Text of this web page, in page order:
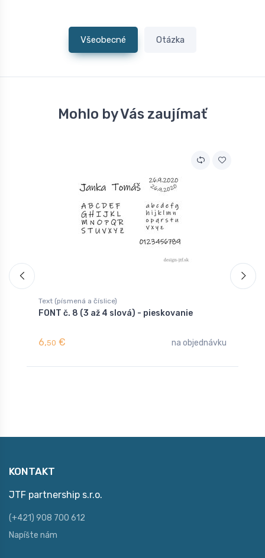
Všeobecné Otázka
Mohlo by Vás zaujímať
Text (písmená a číslice)
FONT č. 8 (3 až 4 slová) - pieskovanie
6,50 € na objednávku
KONTAKT
JTF partnership s.r.o.
(+421) 908 700 612
Napíšte nám